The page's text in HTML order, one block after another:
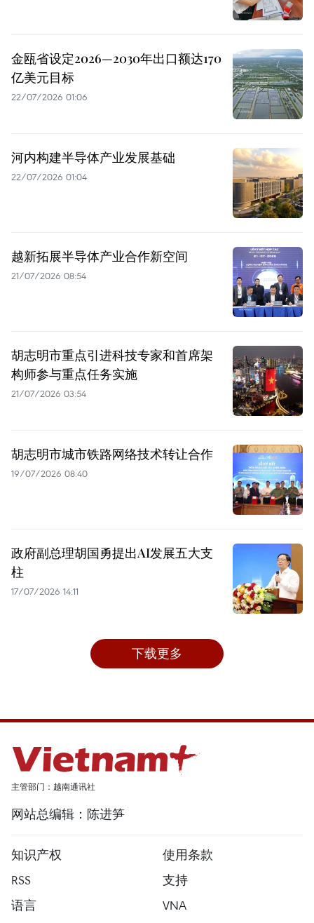
金瓯省设定2026—2030年出口额达170
亿美元目标
22/07/2026 01:06
河内构建半导体产业发展基础
22/07/2026 01:04
越新拓展半导体产业合作新空间
21/07/2026 08:54
胡志明市重点引进科技专家和首席架
构师参与重点任务实施
21/07/2026 03:54
胡志明市城市铁路网络技术转让合作
19/07/2026 08:40
政府副总理胡国勇提出AI发展五大支
柱
17/07/2026 14:11
下载更多
主管部门：越南通讯社
网站总编辑：陈进笋
知识产权
使用条款
RSS
支持
语言
VNA